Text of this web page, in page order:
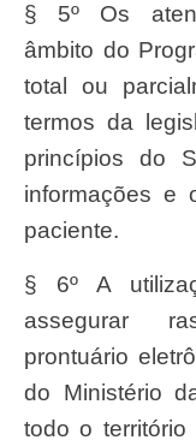
§ 5º Os
âmbito do
total ou
termos da
princípios do
informações e
paciente.
§ 6º A
assegurar
prontuário
do Ministério
todo o território